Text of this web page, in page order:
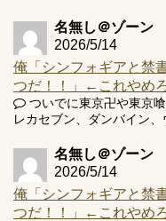
名無し＠ゾーン
2026/5/14
俺「シンフォギアと禁
つだ！！」←これやめ
ついでに東京卍や東京
レカセブン、ダンバイン、
名無し＠ゾーン
2026/5/14
俺「シンフォギアと禁
つだ！！」←これやめ